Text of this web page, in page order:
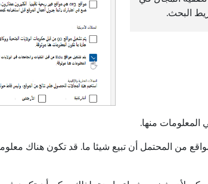
البحث.
من المحتمل أن تبيع شيئا ما. قد تكون هناك